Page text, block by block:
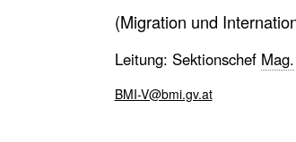
(Migration und
Leitung: Sektionschef Mag.
BMI-V@bmi.gv.at